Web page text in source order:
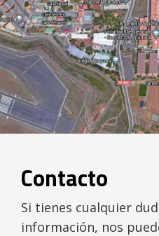
Contacto
Si tienes cualquier
información, nos